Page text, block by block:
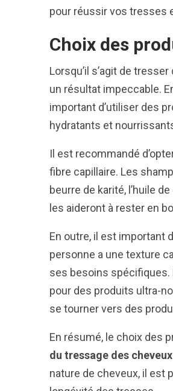
pour réussir vos tresses
Choix des
Lorsqu’il s’agit de
un résultat impeccable.
important d’utiliser des
hydratants et
Il est recommandé
fibre capillaire. Les
beurre de karité, l’huile
les aideront à rester en
En outre, il est important
personne a une texture
ses besoins spécifiques.
pour des produits ultra-
se tourner vers des
En résumé, le choix des
du tressage des
nature de cheveux, il est